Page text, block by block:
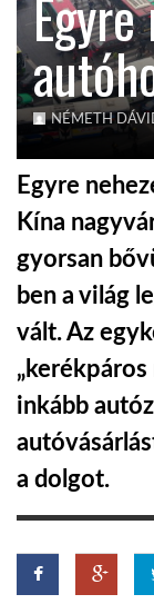
A VILÁG ITTHON
MÉDIA
GLOBOTV BP
HÍR3D
GLOBOTV
AFRIKA
NÉMETH
Egyre
Kína
gyorsan
ben a világ
vált. Az
inkább
a dolgot.